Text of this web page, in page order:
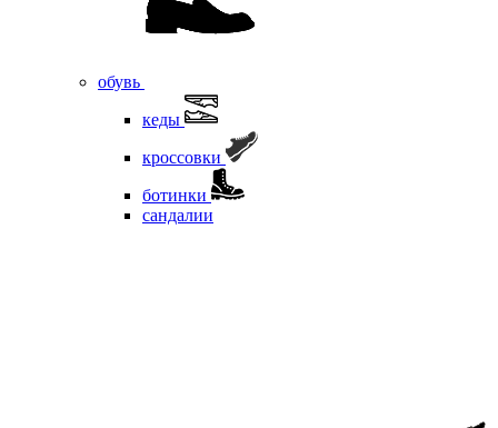
обувь
кеды
кроссовки
ботинки
сандалии